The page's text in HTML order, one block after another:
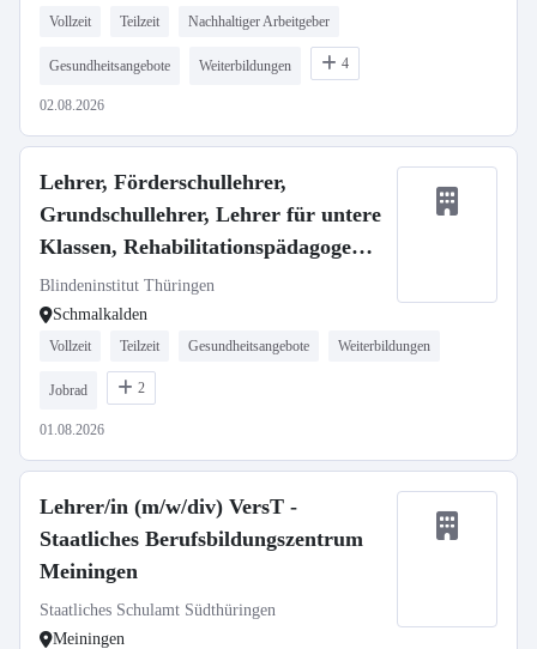
Vollzeit Teilzeit Nachhaltiger Arbeitgeber
Gesundheitsangebote Weiterbildungen 4
02.08.2026
Lehrer, Förderschullehrer,
Grundschullehrer, Lehrer für untere
Klassen, Rehabilitationspädagoge
(m/w/d)
Blindeninstitut Thüringen
Schmalkalden
Vollzeit Teilzeit Gesundheitsangebote Weiterbildungen
Jobrad 2
01.08.2026
Lehrer/in (m/w/div) VersT -
Staatliches Berufsbildungszentrum
Meiningen
Staatliches Schulamt Südthüringen
Meiningen